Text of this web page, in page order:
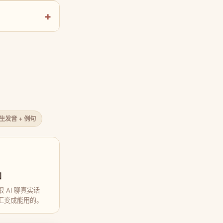
发音 + 例句
AI 聊真实话
成能用的。